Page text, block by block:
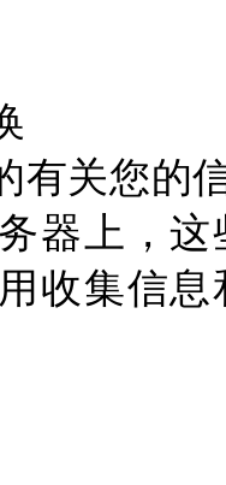
关您的信
器上，
收集信